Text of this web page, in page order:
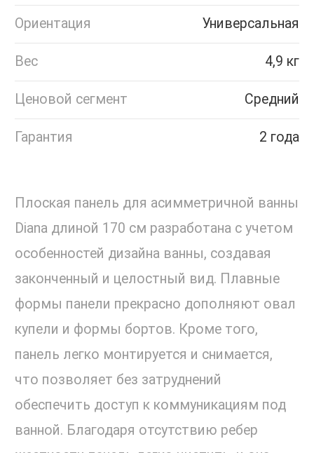
Ориентация Универсальная
Вес 4,9 кг
Ценовой сегмент Средний
Гарантия 2 года
Плоская панель для асимметричной ванны
Diana длиной 170 см разработана с учетом
особенностей дизайна ванны, создавая
законченный и целостный вид. Плавные
формы панели прекрасно дополняют овал
купели и формы бортов. Кроме того,
панель легко монтируется и снимается,
что позволяет без затруднений
обеспечить доступ к коммуникациям под
ванной. Благодаря отсутствию ребер